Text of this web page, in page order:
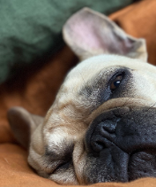
День лени
важности отдыха и
следует провести
подольше на
Посмотреть фильм,
неторопливо о
принять ванну,
помедитировать
ПРАЗДНИКИ
СОБАКИ
ЛЕНЬ
День воздушных
В некоторых
стран в этот
тематические
отпраздновать
воздушный поцелуй